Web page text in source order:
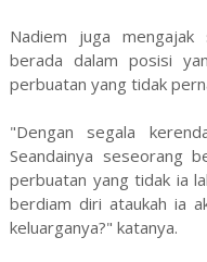
Nadiem juga mengajak
berada dalam posisi
perbuatan yang tidak
"Dengan segala
Seandainya seseorang
perbuatan yang tidak ia
berdiam diri ataukah ia
keluarganya?" katanya.